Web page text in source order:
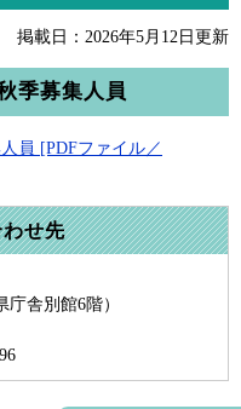
掲載日：2026年5月12日更新
季募集人員
員 [PDFファイル／
せ先
舎別館6階）